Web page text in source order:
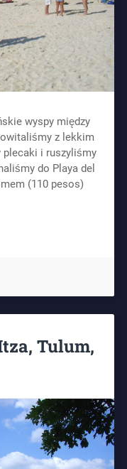
wyspy między
z lekkim
plecaki i ruszyliśmy
do Playa del
(110 pesos)
Tulum,